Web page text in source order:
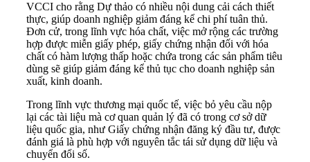
VCCI cho rằng Dự thảo có nhiều nội dung cải cách thiết
thực, giúp doanh nghiệp giảm đáng kể chi phí tuân thủ.
Đơn cử, trong lĩnh vực hóa chất, việc mở rộng các trường
hợp được miễn giấy phép, giấy chứng nhận đối với hóa
chất có hàm lượng thấp hoặc chứa trong các sản phẩm tiêu
dùng sẽ giúp giảm đáng kể thủ tục cho doanh nghiệp sản
xuất, kinh doanh.
Trong lĩnh vực thương mại quốc tế, việc bỏ yêu cầu nộp
lại các tài liệu mà cơ quan quản lý đã có trong cơ sở dữ
liệu quốc gia, như Giấy chứng nhận đăng ký đầu tư, được
đánh giá là phù hợp với nguyên tắc tái sử dụng dữ liệu và
chuyển đổi số.